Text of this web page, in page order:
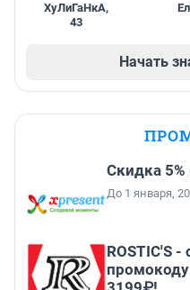
ХуЛиГаНкА,
43
Начать
Скидка
До 1 января,
ROSTIC'S -